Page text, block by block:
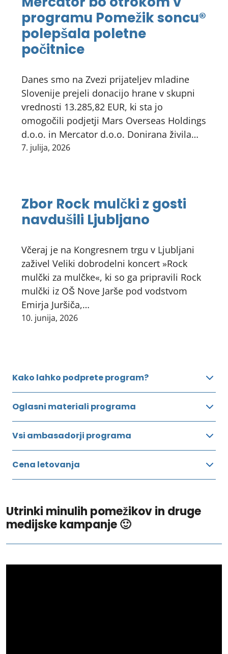
programu Pomežik soncu®
polepšala poletne
počitnice
Danes smo na Zvezi prijateljev mladine
Slovenije prejeli donacijo hrane v skupni
vrednosti 13.285,82 EUR, ki sta jo
omogočili podjetji Mars Overseas Holdings
d.o.o. in Mercator d.o.o. Donirana živila…
7. julija, 2026
Zbor Rock mulčki z gosti
navdušili Ljubljano
Včeraj je na Kongresnem trgu v Ljubljani
zaživel Veliki dobrodelni koncert »Rock
mulčki za mulčke«, ki so ga pripravili Rock
mulčki iz OŠ Nove Jarše pod vodstvom
Emirja Juršiča,…
10. junija, 2026
Kako lahko podprete program?
Oglasni materiali programa
Vsi ambasadorji programa
Cena letovanja
Utrinki minulih pomežikov in druge
medijske kampanje 🙂